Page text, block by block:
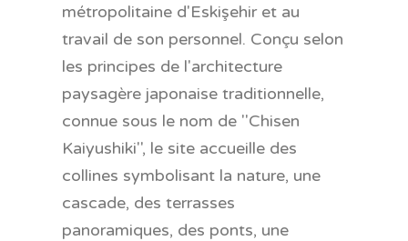
métropolitaine d'Eskişehir et au
travail de son personnel. Conçu selon
les principes de l'architecture
paysagère japonaise traditionnelle,
connue sous le nom de ''Chisen
Kaiyushiki'', le site accueille des
collines symbolisant la nature, une
cascade, des terrasses
panoramiques, des ponts, une